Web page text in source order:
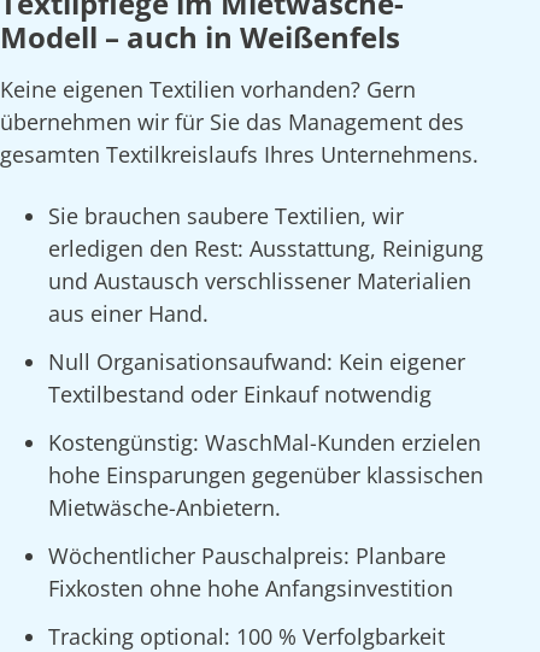
Modell – auch in Weißenfels
Keine eigenen Textilien vorhanden? Gern
übernehmen wir für Sie das Management des
gesamten Textilkreislaufs Ihres Unternehmens.
Sie brauchen saubere Textilien, wir
erledigen den Rest: Ausstattung, Reinigung
und Austausch verschlissener Materialien
aus einer Hand.
Null Organisationsaufwand: Kein eigener
Textilbestand oder Einkauf notwendig
Kostengünstig: WaschMal-Kunden erzielen
hohe Einsparungen gegenüber klassischen
Mietwäsche-Anbietern.
Wöchentlicher Pauschalpreis: Planbare
Fixkosten ohne hohe Anfangsinvestition
Tracking optional: 100 % Verfolgbarkeit